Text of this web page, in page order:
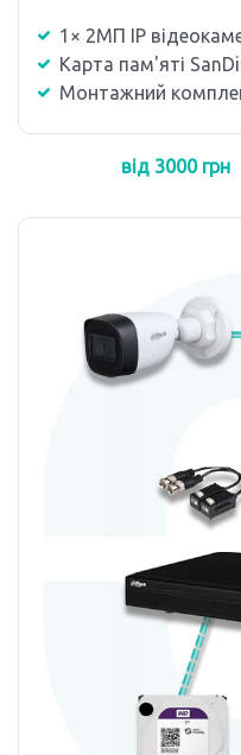
1× 2МП ІР
Карта пам'яті
Монтажний
від 3000 грн